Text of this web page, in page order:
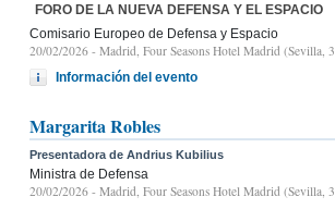
FORO DE LA NUEVA DEFENSA Y EL ESPACIO
Comisario Europeo de Defensa y Espacio
20/02/2026 - Madrid, Four Seasons Hotel Madrid (Sevilla,
Información del evento
Margarita Robles
Presentadora de Andrius Kubilius
Ministra de Defensa
20/02/2026 - Madrid, Four Seasons Hotel Madrid (Sevilla,